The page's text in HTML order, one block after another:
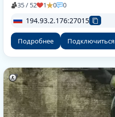
35 / 52 1 0 0
194.93.2.176:27015
Подробнее Подключиться